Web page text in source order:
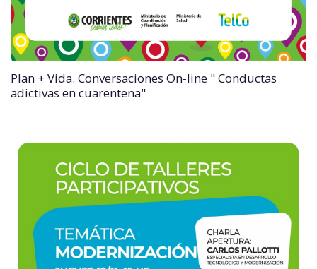
Plan + Vida. Conversaciones On-line " Conductas
adictivas en cuarentena"